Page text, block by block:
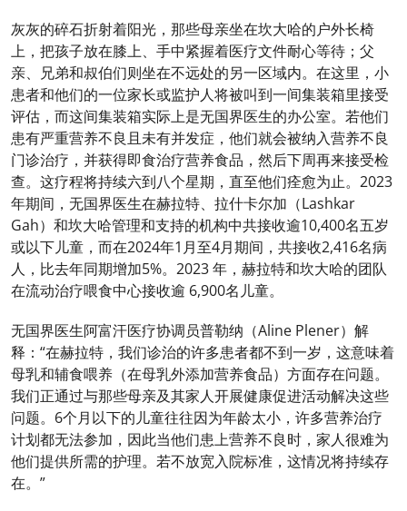
灰灰的碎石折射着阳光，那些母亲坐在坎大哈的户外长椅
上，把孩子放在膝上、手中紧握着医疗文件耐心等待；父
亲、兄弟和叔伯们则坐在不远处的另一区域内。在这里，小
患者和他们的一位家长或监护人将被叫到一间集装箱里接受
评估，而这间集装箱实际上是无国界医生的办公室。若他们
患有严重营养不良且未有并发症，他们就会被纳入营养不良
门诊治疗，并获得即食治疗营养食品，然后下周再来接受检
查。这疗程将持续六到八个星期，直至他们痊愈为止。2023
年期间，无国界医生在赫拉特、拉什卡尔加（Lashkar
Gah）和坎大哈管理和支持的机构中共接收逾10,400名五岁
或以下儿童，而在2024年1月至4月期间，共接收2,416名病
人，比去年同期增加5%。2023 年，赫拉特和坎大哈的团队
在流动治疗喂食中心接收逾 6,900名儿童。
无国界医生阿富汗医疗协调员普勒纳（Aline Plener）解
释：“在赫拉特，我们诊治的许多患者都不到一岁，这意味着
母乳和辅食喂养（在母乳外添加营养食品）方面存在问题。
我们正通过与那些母亲及其家人开展健康促进活动解决这些
问题。6个月以下的儿童往往因为年龄太小，许多营养治疗
计划都无法参加，因此当他们患上营养不良时，家人很难为
他们提供所需的护理。若不放宽入院标准，这情况将持续存
在。”